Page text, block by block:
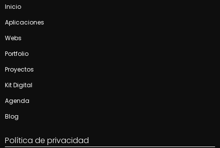
Inicio
Aplicaciones
Webs
Portfolio
Proyectos
Kit Digital
Agenda
Blog
Política de privacidad